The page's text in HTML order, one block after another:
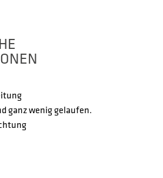
ganz wenig gelaufen.